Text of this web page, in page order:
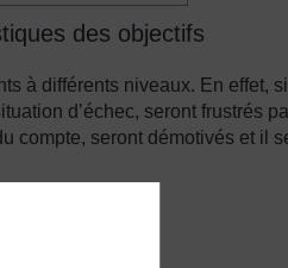
des objectifs
à différents niveaux. En effet,
d’échec, seront frustrés
compte, seront démotivés et il